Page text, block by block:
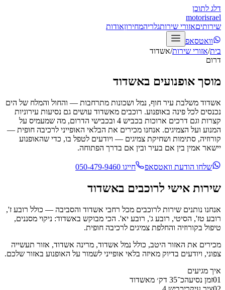
דלג לתוכן
motorisrael
שירותיםאזורי שירותגלריהמחירוןאודות
וואטסאפ
בית/אזורי שירות/אשדוד
דרום
מוסך אופנועים באשדוד
אשדוד משלבת עיר חוף, נמל ושכונות מתרחבות — והחול והמלח של הים
נכנסים לכל פינה באופנוע. רוכבים מאשדוד עושים גם נסיעות עירוניות
קצרות וגם דרכים ארוכות בכביש 4 ובכבישי הדרום, מה שמעמיס על
המנוע ועל הצמיגים. אנחנו מכירים את הבלאי האופייני לרכיבה חופית —
קורוזיה, סתימות ושחיקת צמיגים — ויודעים לטפל בו, כדי שהאופנוע
יישאר אמין בין אם בעיר ובין אם בדרך הפתוחה.
שלחו הודעת וואטסאפ חייגו 050-479-9460
שירות אישי לרוכבים באשדוד
אנחנו נותנים שירות לרוכבים מכל רחבי אשדוד והסביבה — כולל רובע ז',
רובע טז', הסיטי, רובע ג', רובע יא'. הכי מבוקש באשדוד: ניקוי מסננים,
טיפול בקורוזיה והחלפת צמיגים לרכיבה חופית.
מכירים את האזור היטב, כולל נמל אשדוד, מרינה אשדוד, אזור תעשייה
צפוני, ויודעים בדיוק מאיזה בלאי אופייני לשמור על האופנוע באזור שלכם.
איך מגיעים
01זמן נסיעהכ־35 דק׳ מאשדוד